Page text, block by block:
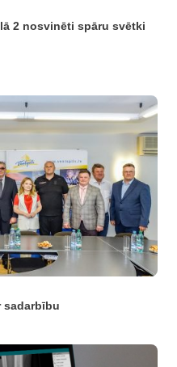
2 nosvinēti spāru svētki
sadarbību